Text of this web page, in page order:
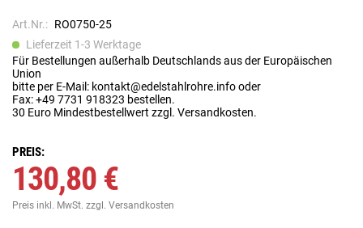
Art.Nr.: RO0750-25
Lieferzeit 1-3 Werktage
Für Bestellungen außerhalb Deutschlands aus der Europäischen
Union
bitte per E-Mail: kontakt@edelstahlrohre.info oder
Fax: +49 7731 918323 bestellen.
30 Euro Mindestbestellwert zzgl. Versandkosten.
PREIS:
130,80 €
Preis inkl. MwSt. zzgl. Versandkosten